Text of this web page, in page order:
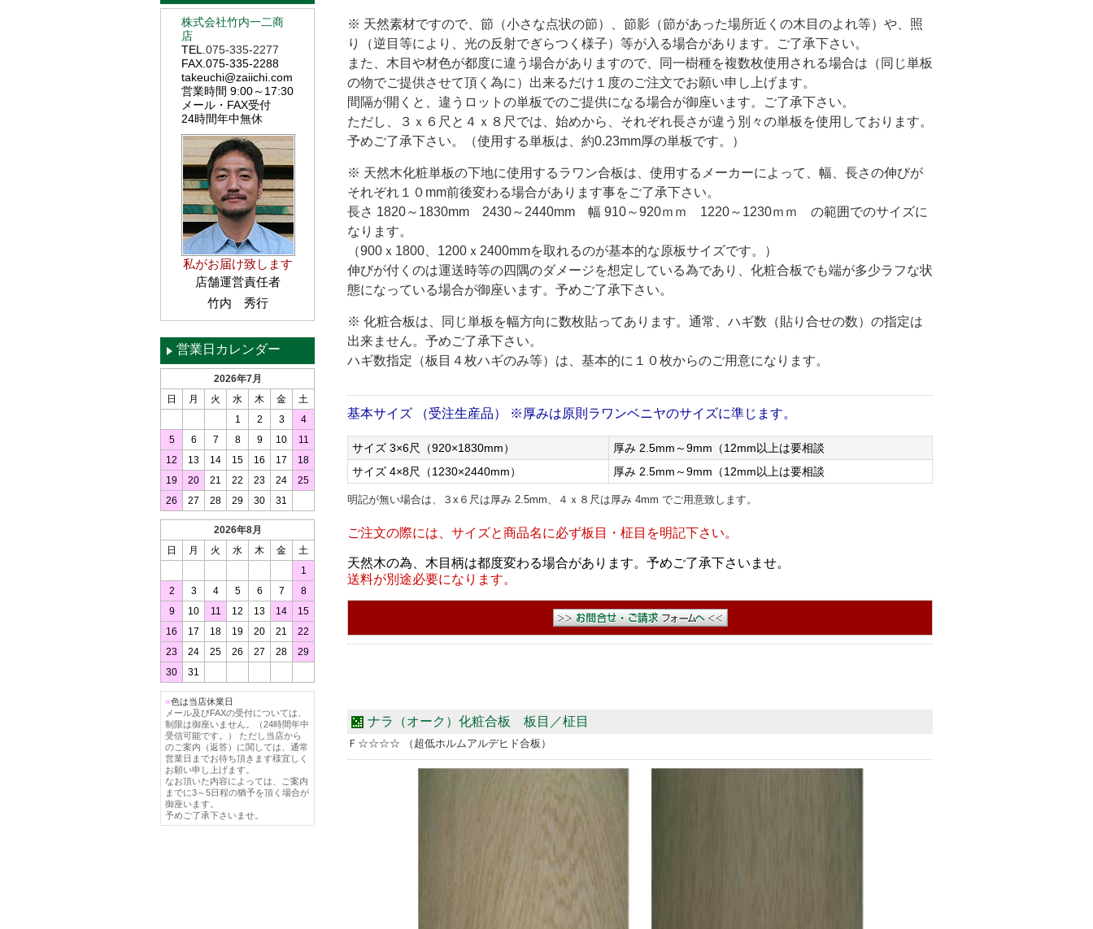
※ 天然素材ですので、節（小さな点状の節）、節影（節があった場所近くの木目のよれ等）や、照
り（逆目等により、光の反射でぎらつく様子）等が入る場合があります。ご了承下さい。
また、木目や材色が都度に違う場合がありますので、同一樹種を複数枚使用される場合は（同じ単板
の物でご提供させて頂く為に）出来るだけ１度のご注文でお願い申し上げます。
間隔が開くと、違うロットの単板でのご提供になる場合が御座います。ご了承下さい。
ただし、３ｘ６尺と４ｘ８尺では、始めから、それぞれ長さが違う別々の単板を使用しております。
予めご了承下さい。（使用する単板は、約0.23mm厚の単板です。）
※ 天然木化粧単板の下地に使用するラワン合板は、使用するメーカーによって、幅、長さの伸びが
それぞれ１０mm前後変わる場合があります事をご了承下さい。
長さ 1820～1830mm 2430～2440mm 幅 910～920ｍｍ 1220～1230ｍｍ の範囲でのサイズに
なります。
（900ｘ1800、1200ｘ2400mmを取れるのが基本的な原板サイズです。）
伸びが付くのは運送時等の四隅のダメージを想定している為であり、化粧合板でも端が多少ラフな状
態になっている場合が御座います。予めご了承下さい。
※ 化粧合板は、同じ単板を幅方向に数枚貼ってあります。通常、ハギ数（貼り合せの数）の指定は
出来ません。予めご了承下さい。
ハギ数指定（板目４枚ハギのみ等）は、基本的に１０枚からのご用意になります。
基本サイズ （受注生産品） ※厚みは原則ラワンベニヤのサイズに準じます。
サイズ 3×6尺（920×1830mm）
厚み 2.5mm～9mm（12mm以上は要相談
サイズ 4×8尺（1230×2440mm）
厚み 2.5mm～9mm（12mm以上は要相談
明記が無い場合は、３x６尺は厚み 2.5mm、４ｘ８尺は厚み 4mm でご用意致します。
ご注文の際には、サイズと商品名に必ず板目・柾目を明記下さい。
天然木の為、木目柄は都度変わる場合があります。予めご了承下さいませ。
送料が別途必要になります。
ナラ（オーク）化粧合板 板目／柾目
Ｆ☆☆☆☆ （超低ホルムアルデヒド合板）
株式会社竹内一二商
店
TEL.075-335-2277
FAX.075-335-2288
takeuchi@zaiichi.com
営業時間 9:00～17:30
メール・FAX受付
24時間年中無休
私がお届け致します
店舗運営責任者
竹内 秀行
営業日カレンダー
2026年7月
日 月 火 水 木 金 土
1 2 3 4
5 6 7 8 9 10 11
12 13 14 15 16 17 18
19 20 21 22 23 24 25
26 27 28 29 30 31
2026年8月
日 月 火 水 木 金 土
1
2 3 4 5 6 7 8
9 10 11 12 13 14 15
16 17 18 19 20 21 22
23 24 25 26 27 28 29
30 31
■色は当店休業日
メール及びFAXの受付については、
制限は御座いません。（24時間年中
受信可能です。） ただし当店から
のご案内（返答）に関しては、通常
営業日までお待ち頂きます様宜しく
お願い申し上げます。
なお頂いた内容によっては、ご案内
までに3～5日程の猶予を頂く場合が
御座います。
予めご了承下さいませ。